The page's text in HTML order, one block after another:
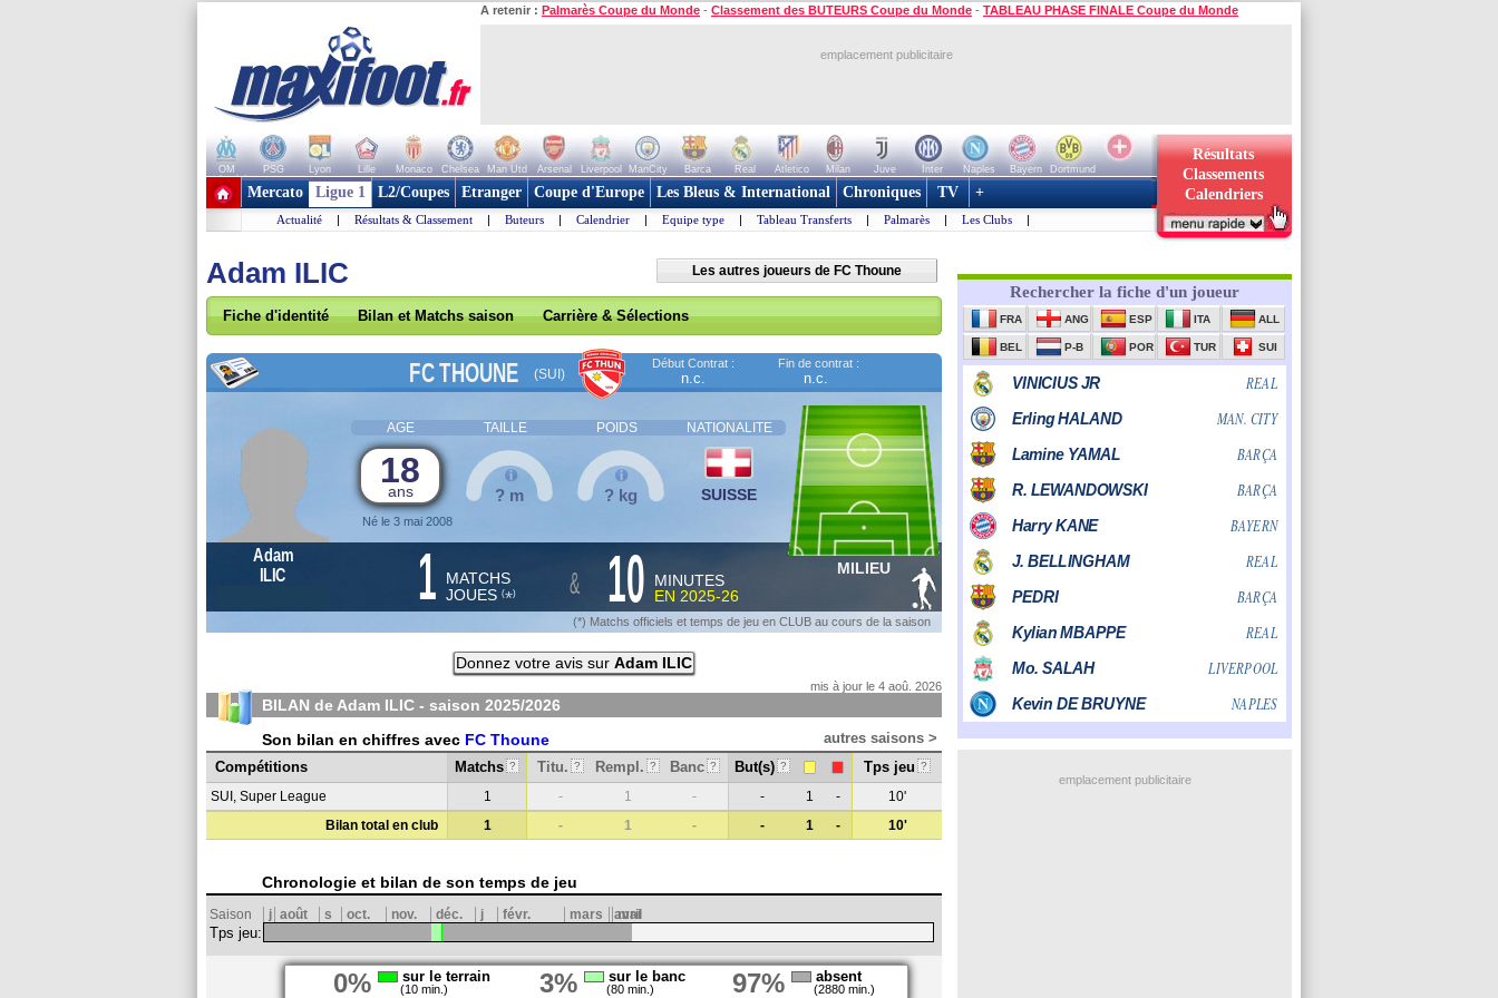
A retenir : Palmarès Coupe du Monde - Classement des BUTEURS Coupe du Monde - TABLEAU PHASE FINALE Coupe du Monde
emplacement publicitaire
OM PSG Lyon Lille Monaco Chelsea Man Utd Arsenal Liverpool ManCity Barca Real Atletico Milan Juve Inter Naples Bayern
Dortmund
+ de clubs
Résultats
Classements
Calendriers
Mercato Ligue 1 L2/Coupes Etranger Coupe d'Europe Les Bleus & International Chroniques TV +
Actualité | Résultats & Classement | Buteurs | Calendrier | Equipe type | Tableau Transferts | Palmarès | Les Clubs |
Adam ILIC Les autres joueurs de FC Thoune
Fiche d'identité Bilan et Matchs saison Carrière & Sélections
FC THOUNE (SUI)
Début Contrat :
n.c.
Fin de contrat :
n.c.
AGE TAILLE POIDS NATIONALITE
18
ans
Né le 3 mai 2008
? m ? kg SUISSE
Adam
ILIC
1 MATCHS
JOUES (*) & 10
MINUTES
EN 2025-26
MILIEU
(*) Matchs officiels et temps de jeu en CLUB au cours de la saison
Donnez votre avis sur Adam ILIC
mis à jour le 4 aoû. 2026
BILAN de Adam ILIC - saison 2025/2026
Son bilan en chiffres avec FC Thoune
autres saisons >
Compétitions
Matchs ? Titu. ? Rempl. ? Banc ? But(s) ? Tps jeu ?
SUI, Super League 1 - 1 - - 1 -
10'
Bilan total en club
1 - 1 - - 1 - 10'
Chronologie et bilan de son temps de jeu
Saison j août s oct. nov. déc. j févr. mars avril
mai
Tps jeu:
0% sur le terrain
(10 min.) 3% sur le banc
(80 min.) 97% absent
(2880 min.)
emplacement publicitaire